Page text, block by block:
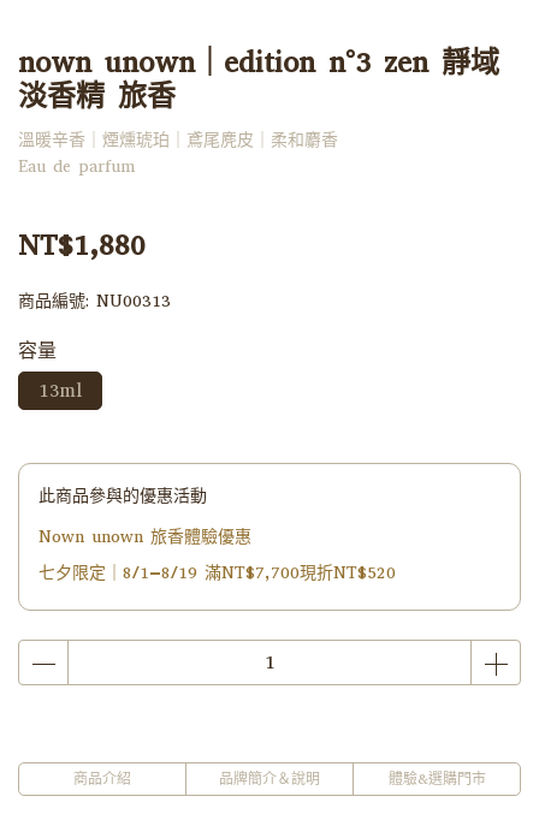
nown unown｜edition n°3 zen 靜域
淡香精 旅香
溫暖辛香｜煙燻琥珀｜鳶尾麂皮｜柔和麝香
Eau de parfum
NT$1,880
商品編號: NU00313
容量
13ml
此商品參與的優惠活動
Nown unown 旅香體驗優惠
七夕限定｜8/1–8/19 滿NT$7,700現折NT$520
商品介紹 品牌簡介＆說明 體驗&選購門市